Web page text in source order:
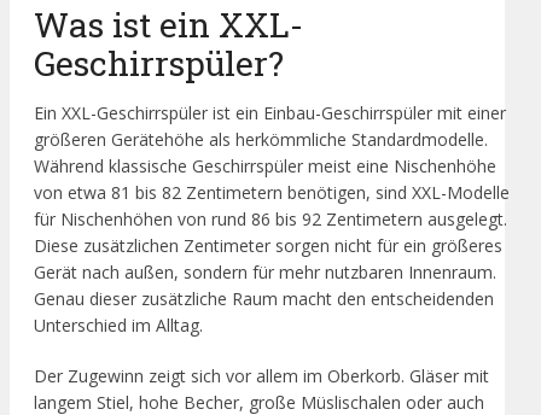
Was ist ein XXL-
Geschirrspüler?
Ein XXL-Geschirrspüler ist ein Einbau-Geschirrspüler mit einer
größeren Gerätehöhe als herkömmliche Standardmodelle.
Während klassische Geschirrspüler meist eine Nischenhöhe
von etwa 81 bis 82 Zentimetern benötigen, sind XXL-Modelle
für Nischenhöhen von rund 86 bis 92 Zentimetern ausgelegt.
Diese zusätzlichen Zentimeter sorgen nicht für ein größeres
Gerät nach außen, sondern für mehr nutzbaren Innenraum.
Genau dieser zusätzliche Raum macht den entscheidenden
Unterschied im Alltag.
Der Zugewinn zeigt sich vor allem im Oberkorb. Gläser mit
langem Stiel, hohe Becher, große Müslischalen oder auch